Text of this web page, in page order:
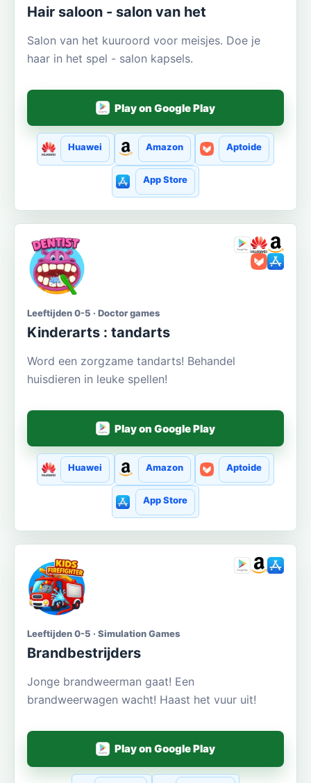
Hair saloon - salon van het
Salon van het kuuroord voor meisjes. Doe je
haar in het spel - salon kapsels.
Play on Google Play
Huawei Amazon Aptoide
App Store
Leeftijden 0-5 · Doctor games
Kinderarts : tandarts
Word een zorgzame tandarts! Behandel
huisdieren in leuke spellen!
Play on Google Play
Huawei Amazon Aptoide
App Store
Leeftijden 0-5 · Simulation Games
Brandbestrijders
Jonge brandweerman gaat! Een
brandweerwagen wacht! Haast het vuur uit!
Play on Google Play